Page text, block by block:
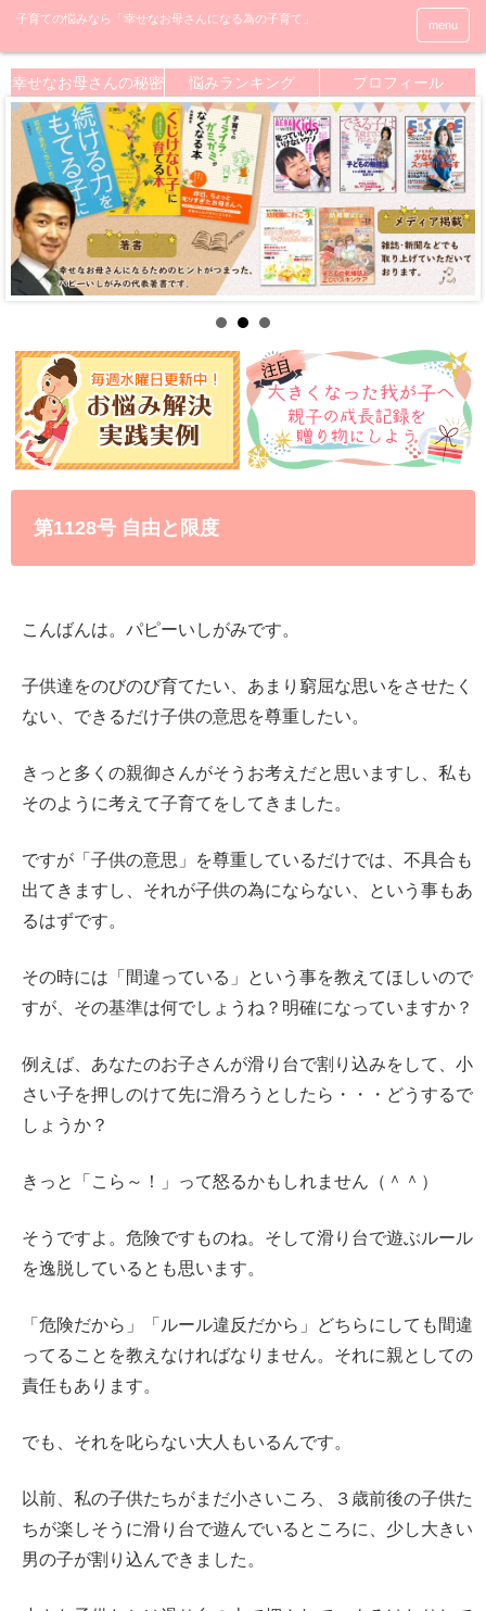
menu
幸せなお母さんの秘密 悩みランキング プロフィール
第1128号 自由と限度
こんばんは。パピーいしがみです。
子供達をのびのび育てたい、あまり窮屈な思いをさせたく
ない、できるだけ子供の意思を尊重したい。
きっと多くの親御さんがそうお考えだと思いますし、私も
そのように考えて子育てをしてきました。
ですが「子供の意思」を尊重しているだけでは、不具合も
出てきますし、それが子供の為にならない、という事もあ
るはずです。
その時には「間違っている」という事を教えてほしいので
すが、その基準は何でしょうね？明確になっていますか？
例えば、あなたのお子さんが滑り台で割り込みをして、小
さい子を押しのけて先に滑ろうとしたら・・・どうするで
しょうか？
きっと「こら～！」って怒るかもしれません（＾＾）
そうですよ。危険ですものね。そして滑り台で遊ぶルール
を逸脱しているとも思います。
「危険だから」「ルール違反だから」どちらにしても間違
ってることを教えなければなりません。それに親としての
責任もあります。
でも、それを叱らない大人もいるんです。
以前、私の子供たちがまだ小さいころ、３歳前後の子供た
ちが楽しそうに滑り台で遊んでいるところに、少し大きい
男の子が割り込んできました。